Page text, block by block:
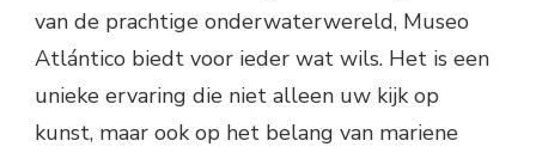
van de prachtige onderwaterwereld, Museo
Atlántico biedt voor ieder wat wils. Het is een
unieke ervaring die niet alleen uw kijk op
kunst, maar ook op het belang van mariene